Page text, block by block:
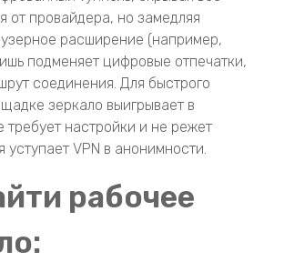
от провайдера, но замедляя
расширение (например,
подменяет цифровые отпечатки,
соединения. Для быстрого
зеркало выигрывает в
требует настройки и не режет
уступает VPN в анонимности.
рабочее